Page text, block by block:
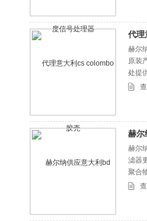
代
赫尔
原装
处提
赫尔
赫尔
滤器
聚合